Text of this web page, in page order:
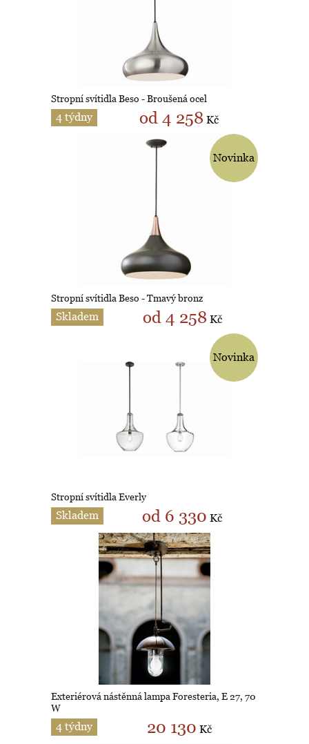
Stropní svítidla Beso - Broušená ocel
4 týdny od 4 258 Kč
Novinka
Stropní svítidla Beso - Tmavý bronz
Skladem od 4 258 Kč
Novinka
Stropní svítidla Everly
Skladem od 6 330 Kč
Exteriérová nástěnná lampa Foresteria, E 27, 70
W
4 týdny 20 130 Kč